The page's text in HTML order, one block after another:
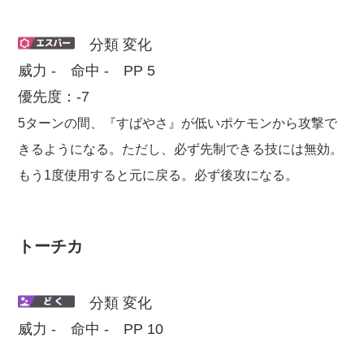
分類 変化
威力 - 命中 - PP 5
優先度：-7
5ターンの間、『すばやさ』が低いポケモンから攻撃で
きるようになる。ただし、必ず先制できる技には無効。
もう1度使用すると元に戻る。必ず後攻になる。
トーチカ
分類 変化
威力 - 命中 - PP 10